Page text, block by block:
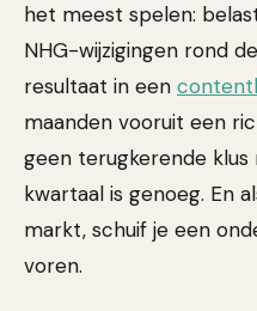
het meest spelen:
NHG-wijzigingen rond
resultaat in een
maanden vooruit een
geen terugkerende klus
kwartaal is genoeg. En
markt, schuif je een
voren.